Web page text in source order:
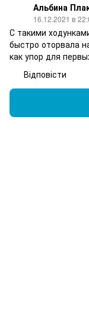
Альбина
16.12.2021 в
С такими
быстро оторвала
как упор для
Відповісти